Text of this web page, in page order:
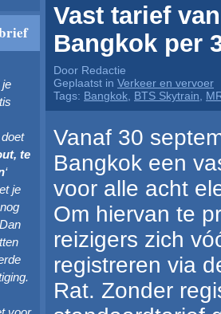
je
te
‘
je
Vast tarief
Bangkok per
Door Redactie
Geplaatst in Verkeer en vervoer
Tags: Bangkok BTS Skytrain
Vanaf 30
Bangkok een
voor alle acht
Om hiervan te
reizigers zich
registreren via
Rat. Zonder